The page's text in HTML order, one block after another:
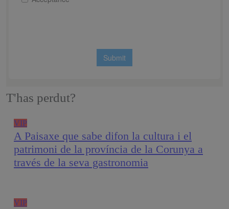
T'has perdut?
VIP
A Paisaxe que sabe difon la cultura i el
patrimoni de la província de la Corunya a
través de la seva gastronomia
VIP